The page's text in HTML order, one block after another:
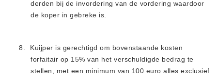
derden bij de invordering van de vordering waardoor
de koper in gebreke is.
8.
Kuijper is gerechtigd om bovenstaande kosten
forfaitair op 15% van het verschuldigde bedrag te
stellen, met een minimum van 100 euro alles exclusief